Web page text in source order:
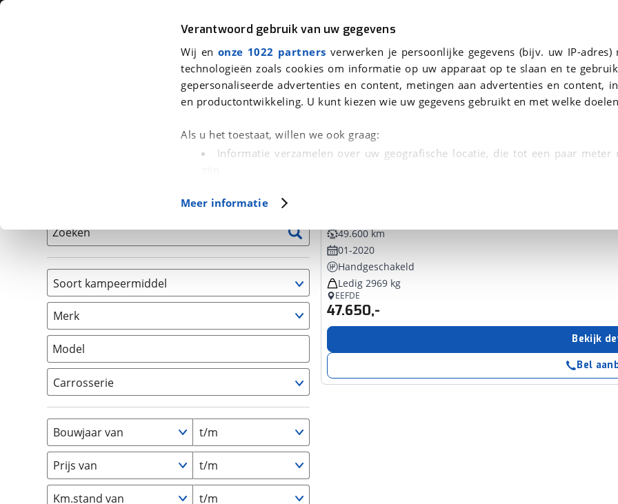
Verantwoord gebruik van uw gegevens
Wij en onze 1022 partners verwerken je persoonlijke gegevens (bijv. uw IP-adres)
technologieën zoals cookies om informatie op uw apparaat op te slaan en te
gepersonaliseerde advertenties en content, metingen aan advertenties en content,
en productontwikkeling. U kunt kiezen wie uw gegevens gebruikt en met welke
Als u het toestaat, willen we ook graag:
Informatie verzamelen over uw geografische locatie, die tot een paar meter
(fingerprinting)
in. U kunt uw toestemming op elk moment wijzigen of
Cookieverklaring.
Met cookies en vergelijkbare technieken zorgen we voor een betere en meer
Functionele cookies zorgen ervoor dat de website goed werkt. Ook gebruiken we
om de site continu te verbeteren. We tonen je graag relevante advertenties en
technologie die je gedrag op en buiten onze website volgt – uiteraard op
disclaimer en privacyverklaring. Als je weigert, plaatsen we
en beperkte analytische cookies. Je voorkeuren kun je later altijd
Meer informatie
Auto Fiets Motor
Kampeervoertuigen
We hebben 1 kampeervoertuig voor je gevonden
Zoeken
Soort kampeermiddel
Camper (1)
Caravan
Vouwwagen
Merk
Model
Carrosserie
Alkoof (0)
Busmodel
Caravan (0)
Half-integraal
Integraal (0)
Opzetunit (0
Bouwjaar van t/m
Prijs van t/m
Km.stand van t/m
49.600 km
01-2020
Handgeschakeld
Ledig 2969 kg
EEFDE
47.650,-
Bekijk
Bel